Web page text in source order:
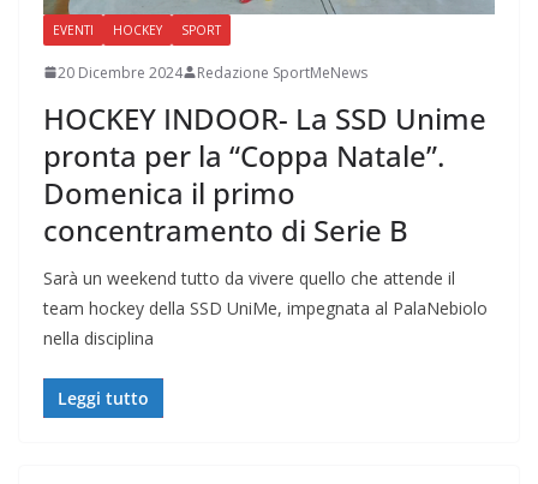
EVENTI HOCKEY SPORT
20 Dicembre 2024 Redazione SportMeNews
HOCKEY INDOOR- La SSD Unime
pronta per la “Coppa Natale”.
Domenica il primo
concentramento di Serie B
Sarà un weekend tutto da vivere quello che attende il
team hockey della SSD UniMe, impegnata al PalaNebiolo
nella disciplina
Leggi tutto